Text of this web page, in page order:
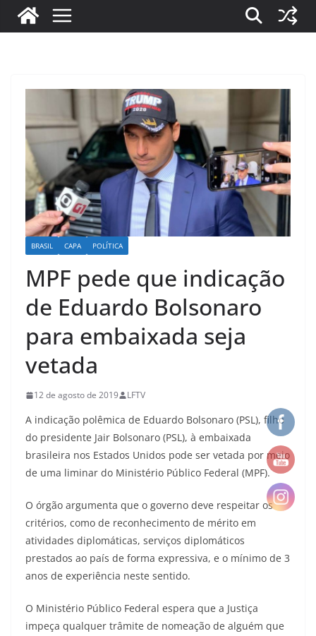
BRASIL CAPA POLÍTICA
MPF pede que indicação
de Eduardo Bolsonaro
para embaixada seja
vetada
12 de agosto de 2019 LFTV
A indicação polêmica de Eduardo Bolsonaro (PSL), filho
do presidente Jair Bolsonaro (PSL), à embaixada
brasileira nos Estados Unidos pode ser vetada por meio
de uma liminar do Ministério Público Federal (MPF).
O órgão argumenta que o governo deve respeitar os
critérios, como de reconhecimento de mérito em
atividades diplomáticas, serviços diplomáticos
prestados ao país de forma expressiva, e o mínimo de 3
anos de experiência neste sentido.
O Ministério Público Federal espera que a Justiça
impeça qualquer trâmite de nomeação de alguém que